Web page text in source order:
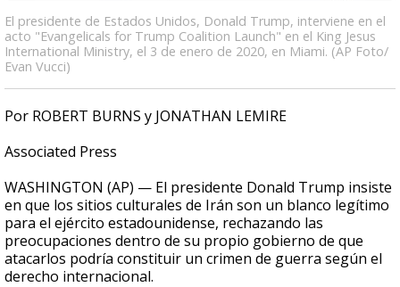
El presidente de Estados Unidos, Donald Trump, interviene en el
acto "Evangelicals for Trump Coalition Launch" en el King Jesus
International Ministry, el 3 de enero de 2020, en Miami. (AP Foto/
Evan Vucci)
Por ROBERT BURNS y JONATHAN LEMIRE
Associated Press
WASHINGTON (AP) — El presidente Donald Trump insiste
en que los sitios culturales de Irán son un blanco legítimo
para el ejército estadounidense, rechazando las
preocupaciones dentro de su propio gobierno de que
atacarlos podría constituir un crimen de guerra según el
derecho internacional.